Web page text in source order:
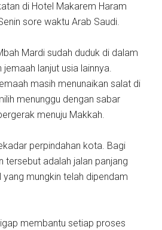
di Hotel Makarem Haram
sore waktu Arab Saudi.
Mardi sudah duduk di dalam
lanjut usia lainnya.
masih menunaikan salat di
menunggu dengan sabar
menuju Makkah.
perpindahan kota. Bagi
tersebut adalah jalan panjang
yang mungkin telah dipendam
membantu setiap proses